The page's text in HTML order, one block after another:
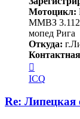
Мотоцикл:
ММВЗ
мопед Рига
Откуда:
информация
ICQ
Re: Липецкая